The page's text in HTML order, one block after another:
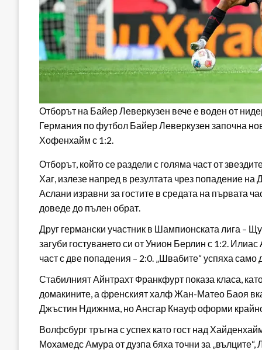
Отборът на Байер Леверкузен вече е воден от
Германия по футбол Байер Леверкузен започна
Хофенхайм с 1:2.
Отборът, който се раздели с голяма част от
Хаг, излезе напред в резултата чрез попадение
Аслани изравни за гостите в средата на първата
доведе до пълен обрат.
Друг германски участник в Шампионската лига –
загуби гостуването си от Унион Берлин с 1:2.
част с две попадения – 2:0. „Швабите“ успяха
Стабилният Айнтрахт Франкфурт показа класа,
домакините, а френският халф Жан-Матео Баоя
Джъстин Ндижнма, но Ансгар Кнауф оформи
Волфсбург тръгна с успех като гост над
Мохамедс Амура от дузпа бяха точни за